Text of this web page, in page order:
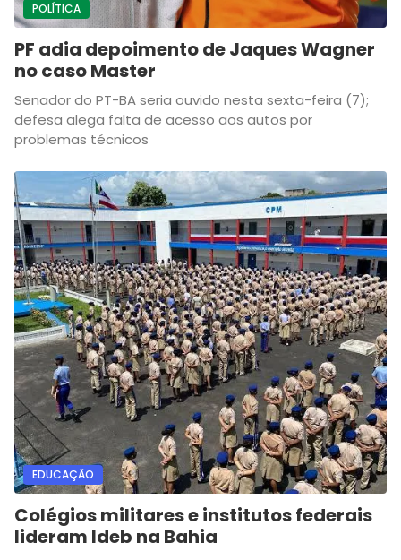
POLÍTICA
PF adia depoimento de Jaques Wagner
no caso Master
Senador do PT-BA seria ouvido nesta sexta-feira (7);
defesa alega falta de acesso aos autos por
problemas técnicos
EDUCAÇÃO
Colégios militares e institutos federais
lideram Ideb na Bahia